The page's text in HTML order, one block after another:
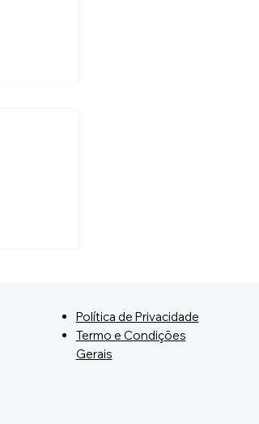
Política de Privacidade
Termo e Condições
Gerais